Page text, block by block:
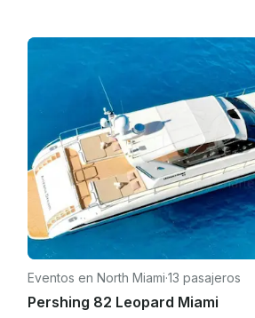
Eventos en North Miami·13 pasajeros
Pershing 82 Leopard Miami